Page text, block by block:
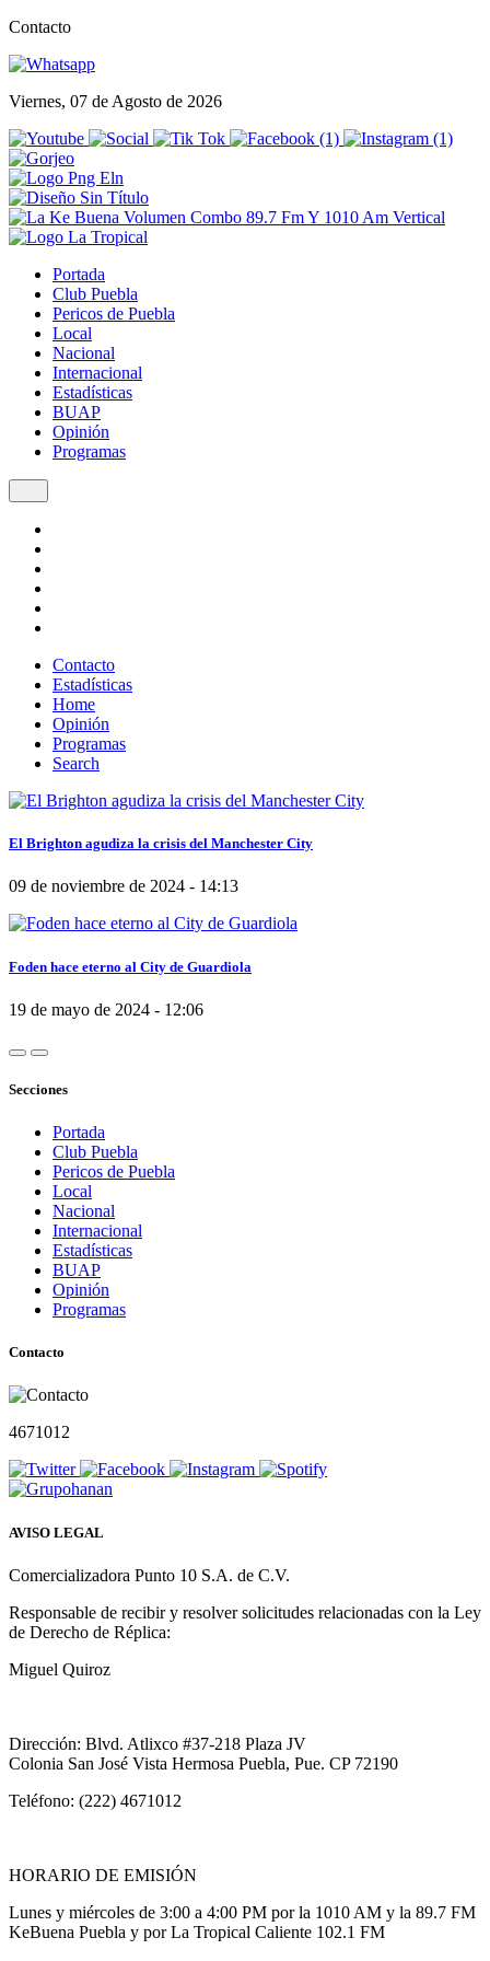
Contacto
Viernes, 07 de Agosto de 2026
Portada
Club Puebla
Pericos de Puebla
Local
Nacional
Internacional
Estadísticas
BUAP
Opinión
Programas
Contacto
Estadísticas
Home
Opinión
Programas
Search
El Brighton agudiza la crisis del Manchester City
09 de noviembre de 2024 - 14:13
Foden hace eterno al City de Guardiola
19 de mayo de 2024 - 12:06
Secciones
Portada
Club Puebla
Pericos de Puebla
Local
Nacional
Internacional
Estadísticas
BUAP
Opinión
Programas
Contacto
4671012
AVISO LEGAL
Comercializadora Punto 10 S.A. de C.V.
Responsable de recibir y resolver solicitudes relacionadas con la Ley
de Derecho de Réplica:
Miguel Quiroz
Dirección: Blvd. Atlixco #37-218 Plaza JV
Colonia San José Vista Hermosa Puebla, Pue. CP 72190
Teléfono: (222) 4671012
HORARIO DE EMISIÓN
Lunes y miércoles de 3:00 a 4:00 PM por la 1010 AM y la 89.7 FM
KeBuena Puebla y por La Tropical Caliente 102.1 FM